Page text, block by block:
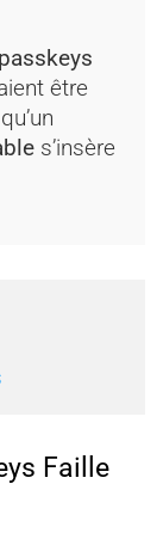
passkeys
être
s’insère
Faille